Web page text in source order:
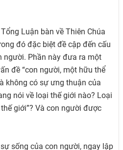
Luận bàn về Thiên Chúa
đó đặc biệt đề cập đến cấu
người. Phần này đưa ra một
đề “con người, một hữu thể
không có sự ưng thuận của
nói về loại thế giới nào? Loại
giới”? Và con người được
sống của con người, ngay lập